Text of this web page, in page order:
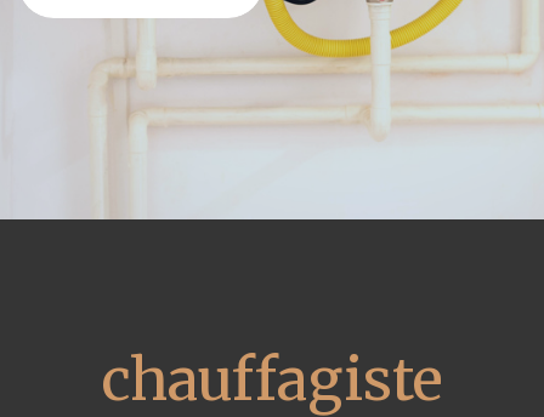
chauffagiste